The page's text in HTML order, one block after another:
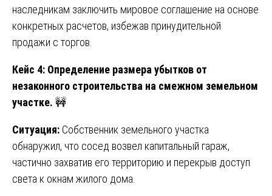
наследникам заключить мировое соглашение на основе
конкретных расчетов, избежав принудительной
продажи с торгов.
Кейс 4: Определение размера убытков от
незаконного строительства на смежном земельном
участке. 🚧
Ситуация: Собственник земельного участка
обнаружил, что сосед возвел капитальный гараж,
частично захватив его территорию и перекрыв доступ
света к окнам жилого дома.